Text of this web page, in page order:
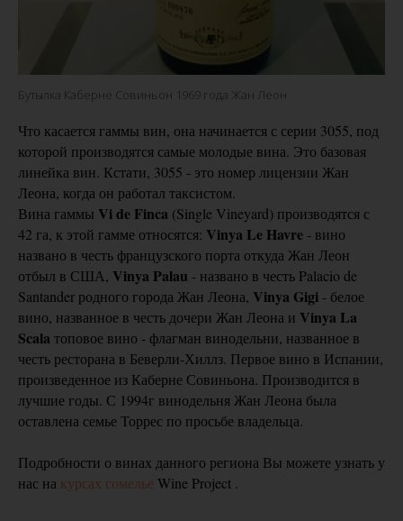
Бутылка Каберне Совиньон 1969 года Жан Леон
Что касается гаммы вин, она начинается с серии 3055, под
которой производятся самые молодые вина. Это базовая
линейка вин. Кстати, 3055 - это номер лицензии Жан
Леона, когда он работал таксистом.
Вина гаммы Vi de Finca (Single Vineyard) производятся с
42 га, к этой гамме относятся: Vinya Le Havre - вино
названо в честь французского порта откуда Жан Леон
отбыл в США, Vinya Palau - названо в честь Palacio de
Santander родного города Жан Леона, Vinya Gigi - белое
вино, названное в честь дочери Жан Леона и Vinya La
Scala топовое вино - флагман винодельни, названное в
честь ресторана в Беверли-Хиллз. Первое вино в Испании,
произведенное из Каберне Совиньона. Производится в
лучшие годы. С 1994г винодельня Жан Леона была
оставлена семье Торрес по просьбе владельца.
Подробности о винах данного региона Вы можете узнать у
нас на курсах сомелье Wine Project .